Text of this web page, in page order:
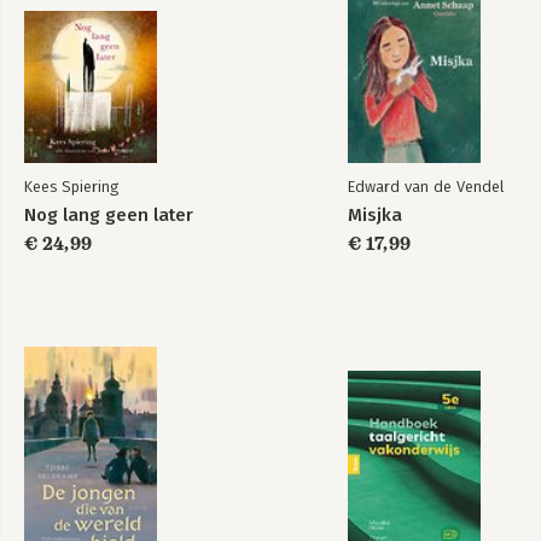
Kees Spiering
Nog lang geen later
€ 24,99
Edward van de Vendel
Misjka
€ 17,99